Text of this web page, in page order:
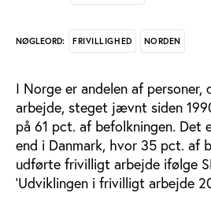
NØGLEORD: FRIVILLIGHED NORDEN
I Norge er andelen af
arbejde, steget jævnt siden
på 61 pct. af befolkningen.
end i Danmark, hvor 35 pct. af
udførte frivilligt arbejde ifølge
’Udviklingen i frivilligt arbejde